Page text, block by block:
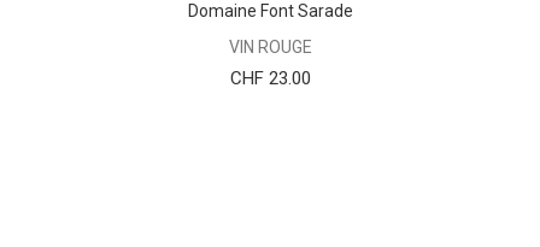
Domaine Font Sarade
VIN ROUGE
CHF23.00